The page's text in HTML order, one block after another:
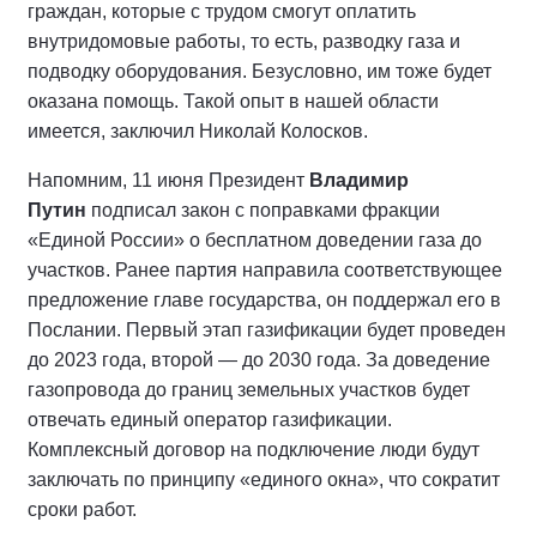
граждан, которые с трудом смогут оплатить
внутридомовые работы, то есть, разводку газа и
подводку оборудования. Безусловно, им тоже будет
оказана помощь. Такой опыт в нашей области
имеется, заключил Николай Колосков.
Напомним, 11 июня Президент Владимир
Путин подписал закон с поправками фракции
«Единой России» о бесплатном доведении газа до
участков. Ранее партия направила соответствующее
предложение главе государства, он поддержал его в
Послании. Первый этап газификации будет проведен
до 2023 года, второй — до 2030 года. За доведение
газопровода до границ земельных участков будет
отвечать единый оператор газификации.
Комплексный договор на подключение люди будут
заключать по принципу «единого окна», что сократит
сроки работ.